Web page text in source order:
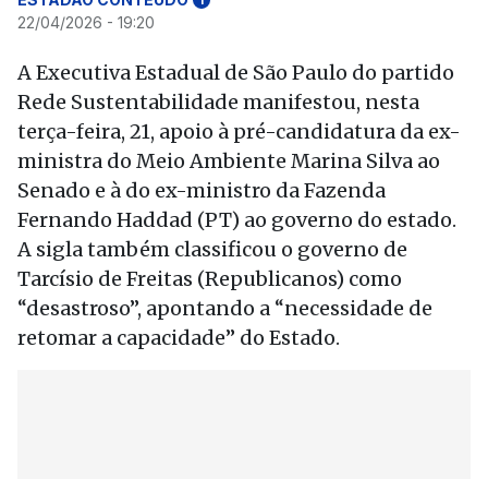
22/04/2026 - 19:20
A Executiva Estadual de São Paulo do partido
Rede Sustentabilidade manifestou, nesta
terça-feira, 21, apoio à pré-candidatura da ex-
ministra do Meio Ambiente Marina Silva ao
Senado e à do ex-ministro da Fazenda
Fernando Haddad (PT) ao governo do estado.
A sigla também classificou o governo de
Tarcísio de Freitas (Republicanos) como
“desastroso”, apontando a “necessidade de
retomar a capacidade” do Estado.